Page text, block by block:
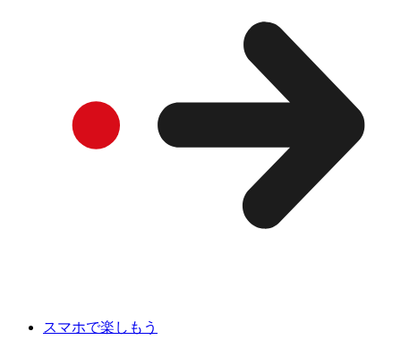
スマホで楽しもう